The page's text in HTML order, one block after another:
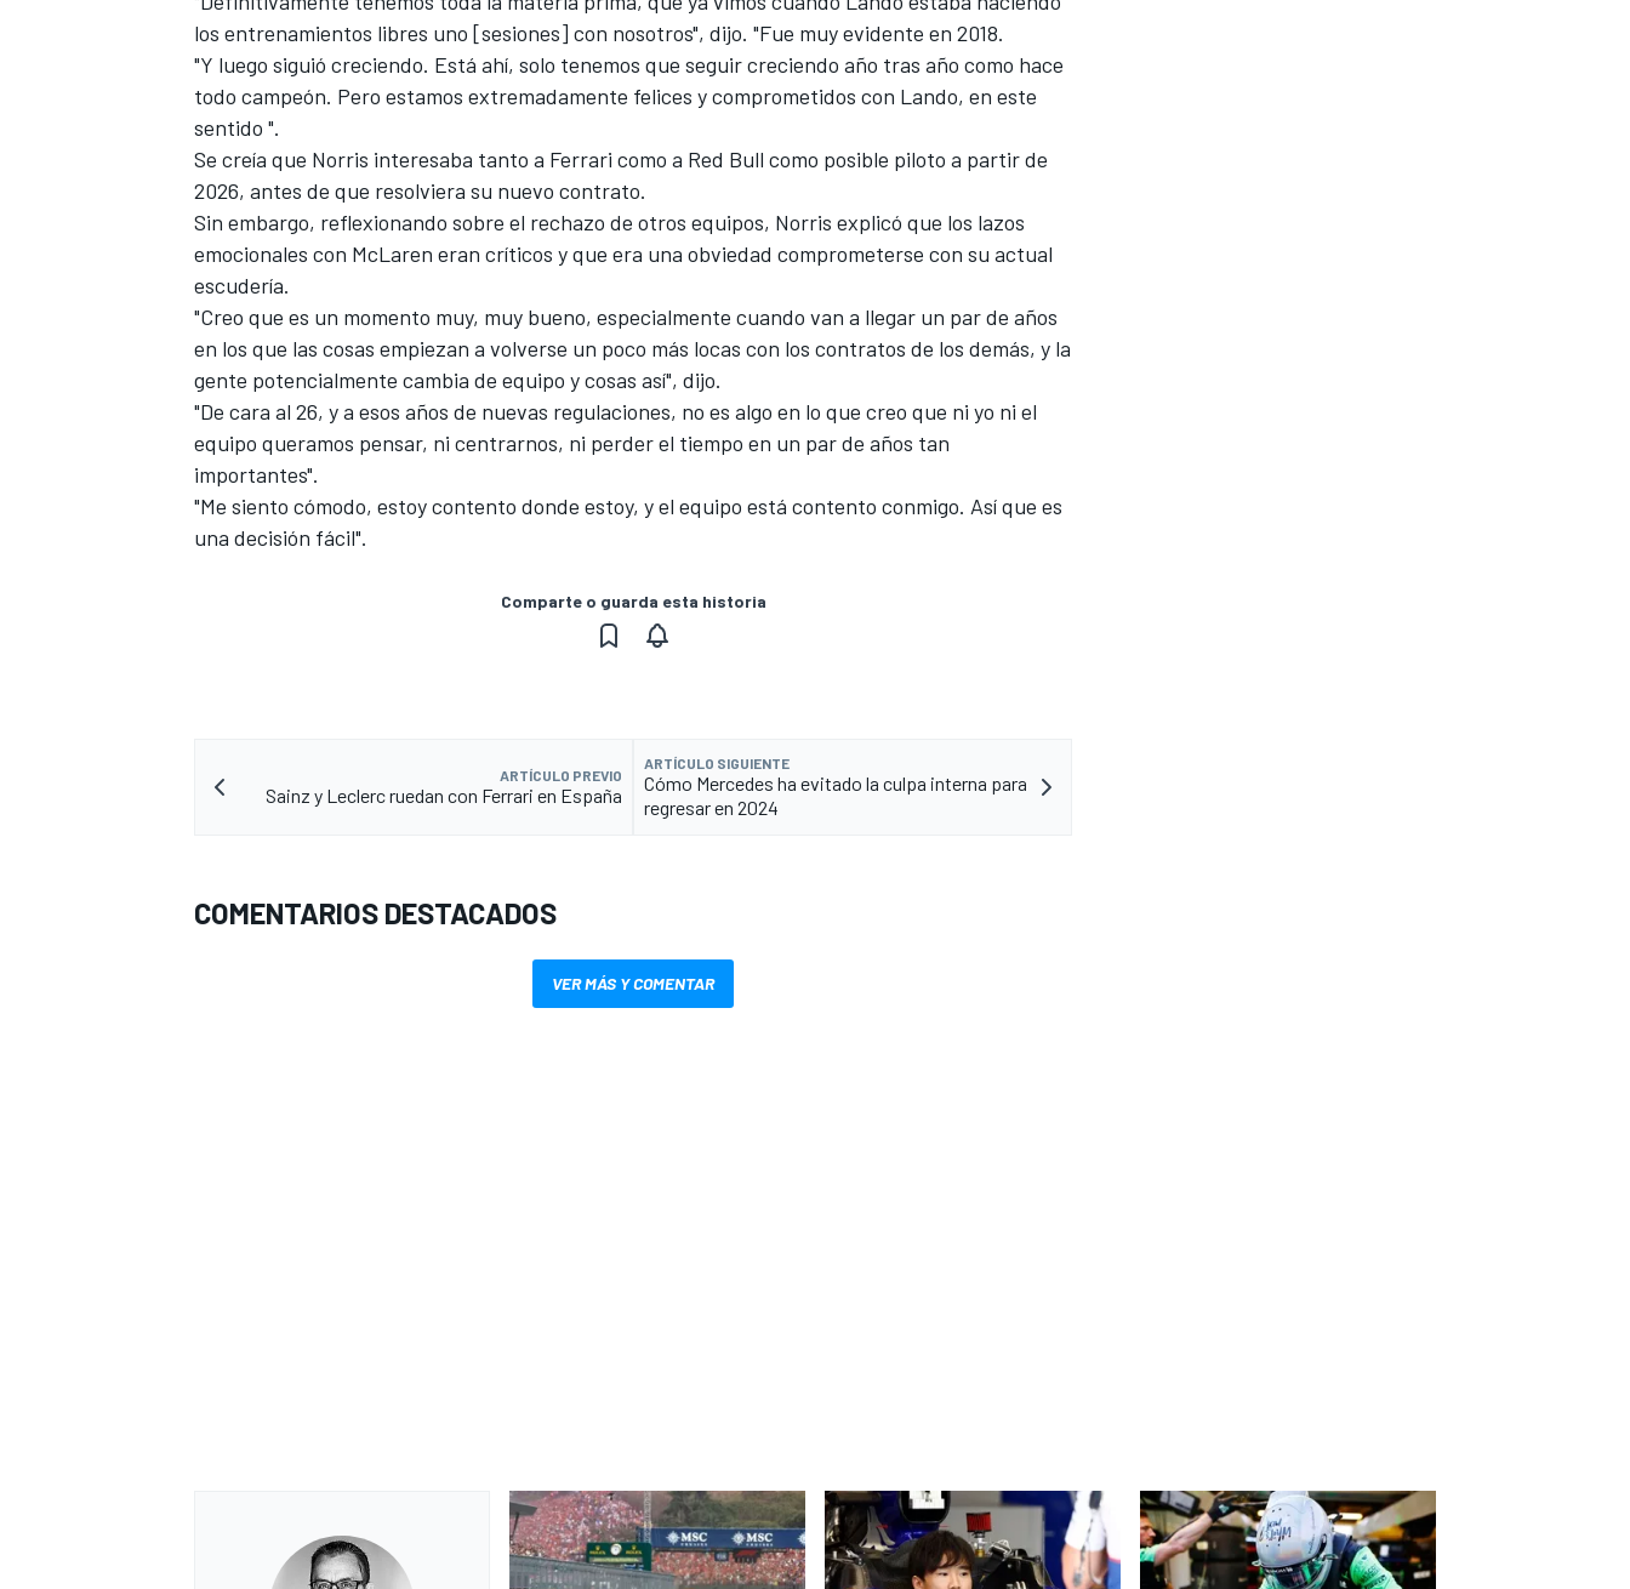
los entrenamientos libres uno [sesiones] con nosotros", dijo. "Fue muy evidente en 2018.
"Y luego siguió creciendo. Está ahí, solo tenemos que seguir creciendo año tras año como hace
todo campeón. Pero estamos extremadamente felices y comprometidos con Lando, en este
sentido ".
Se creía que Norris interesaba tanto a Ferrari como a Red Bull como posible piloto a partir de
2026, antes de que resolviera su nuevo contrato.
Sin embargo, reflexionando sobre el rechazo de otros equipos, Norris explicó que los lazos
emocionales con McLaren eran críticos y que era una obviedad comprometerse con su actual
escudería.
"Creo que es un momento muy, muy bueno, especialmente cuando van a llegar un par de años
en los que las cosas empiezan a volverse un poco más locas con los contratos de los demás, y la
gente potencialmente cambia de equipo y cosas así", dijo.
"De cara al 26, y a esos años de nuevas regulaciones, no es algo en lo que creo que ni yo ni el
equipo queramos pensar, ni centrarnos, ni perder el tiempo en un par de años tan
importantes".
"Me siento cómodo, estoy contento donde estoy, y el equipo está contento conmigo. Así que es
una decisión fácil".
Comparte o guarda esta historia
ARTÍCULO PREVIO
Sainz y Leclerc ruedan con Ferrari en España
ARTÍCULO SIGUIENTE
Cómo Mercedes ha evitado la culpa interna para
regresar en 2024
COMENTARIOS DESTACADOS
VER MÁS Y COMENTAR